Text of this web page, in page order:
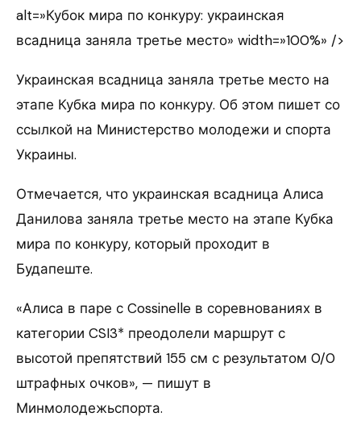
alt=»Кубок мира по конкуру: украинская
всадница заняла третье место» width=»100%» />
Украинская всадница заняла третье место на
этапе Кубка мира по конкуру. Об этом пишет со
ссылкой на Министерство молодежи и спорта
Украины.
Отмечается, что украинская всадница Алиса
Данилова заняла третье место на этапе Кубка
мира по конкуру, который проходит в
Будапеште.
«Алиса в паре с Cossinelle в соревнованиях в
категории CSI3* преодолели маршрут с
высотой препятствий 155 см с результатом 0/0
штрафных очков», — пишут в
Минмолодежьспорта.